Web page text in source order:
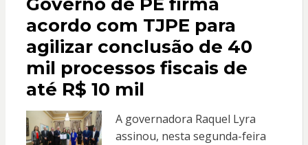
acordo com TJPE para
agilizar conclusão de 40
mil processos fiscais de
até R$ 10 mil
A governadora Raquel Lyra
assinou, nesta segunda-feira